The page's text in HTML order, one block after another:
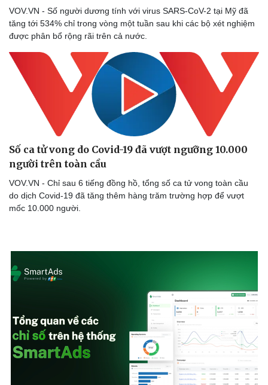
VOV.VN - Số người dương tính với virus SARS-CoV-2 tại Mỹ đã
tăng tới 534% chỉ trong vòng một tuần sau khi các bộ xét nghiệm
được phân bổ rộng rãi trên cả nước.
Số ca tử vong do Covid-19 đã vượt ngưỡng 10.000
người trên toàn cầu
VOV.VN - Chỉ sau 6 tiếng đồng hồ, tổng số ca tử vong toàn cầu
do dịch Covid-19 đã tăng thêm hàng trăm trường hợp để vượt
mốc 10.000 người.